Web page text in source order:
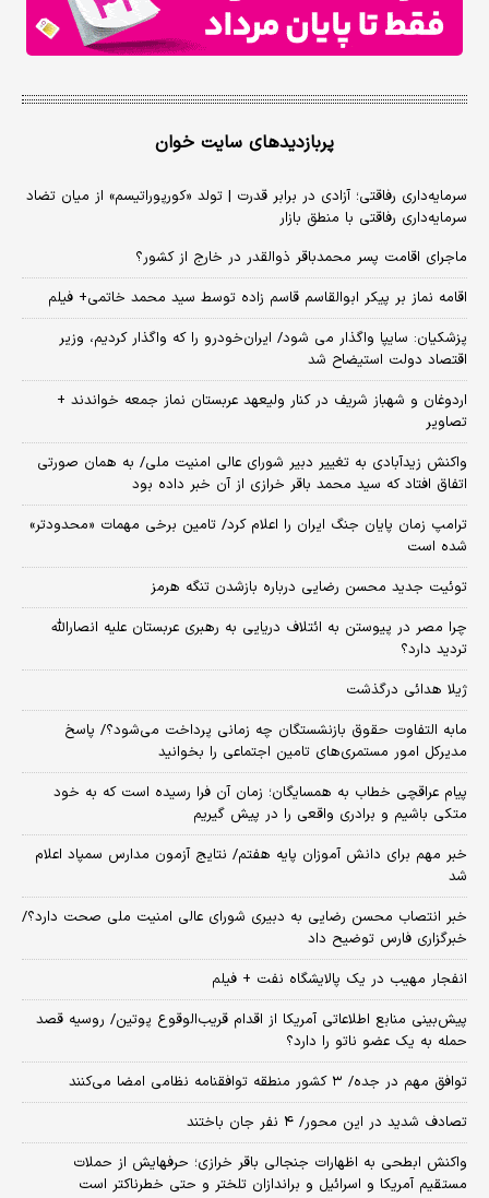
پربازدیدهای سایت خوان
سرمایه‌داری رفاقتی؛ آزادی در برابر قدرت | تولد «کورپوراتیسم» از میان تضاد
سرمایه‌داری رفاقتی با منطق بازار
ماجرای اقامت پسر محمدباقر ذوالقدر در خارج از کشور؟
اقامه نماز بر پیکر ابوالقاسم قاسم زاده توسط سید محمد خاتمی+ فیلم
پزشکیان: سایپا واگذار می شود/ ایران‌خودرو را که واگذار کردیم، وزیر
اقتصاد دولت استیضاح شد
اردوغان و شهباز شریف در کنار ولیعهد عربستان نماز جمعه خواندند +
تصاویر
واکنش زیدآبادی به تغییر دبیر شورای عالی امنیت ملی/ به همان صورتی
اتفاق افتاد که سید محمد باقر خرازی از آن خبر داده بود
ترامپ زمان پایان جنگ ایران را اعلام کرد/ تامین برخی مهمات «محدودتر»
شده است
توئیت جدید محسن رضایی درباره بازشدن تنگه هرمز
چرا مصر در پیوستن به ائتلاف دریایی به رهبری عربستان علیه انصارالله
تردید دارد؟
ژیلا هدائی درگذشت
مابه التفاوت حقوق بازنشستگان چه زمانی پرداخت می‌شود؟/ پاسخ
مدیرکل امور مستمری‌های تامین اجتماعی را بخوانید
پیام عراقچی خطاب به همسایگان؛ زمان آن فرا رسیده است که به خود
متکی باشیم و برادری واقعی را در پیش گیریم
خبر مهم برای دانش آموزان پایه هفتم/ نتایج آزمون مدارس سمپاد اعلام
شد
خبر انتصاب محسن رضایی به دبیری شورای عالی امنیت ملی صحت دارد؟/
خبرگزاری فارس توضیح داد
انفجار مهیب در یک پالایشگاه نفت + فیلم
پیش‌بینی منابع اطلاعاتی آمریکا از اقدام قریب‌الوقوع پوتین/ روسیه قصد
حمله به یک عضو ناتو را دارد؟
توافق مهم در جده/ ۳ کشور منطقه توافقنامه نظامی امضا می‌کنند
تصادف شدید در این محور/ ۴ نفر جان باختند
واکنش ابطحی به اظهارات جنجالی باقر خرازی؛ حرفهایش از حملات
مستقیم آمریکا و اسرائیل و براندازان تلختر و حتی خطرناکتر است